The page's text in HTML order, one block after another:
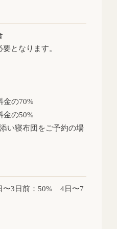
となります。
金の70%
金の50%
い寝布団をご予約の場
3日前：50% 4日〜7